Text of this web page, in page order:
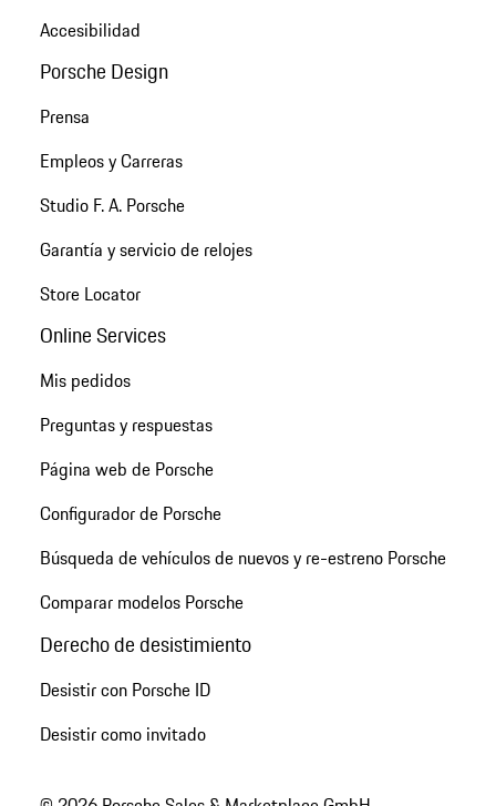
Accesibilidad
Porsche Design
Prensa
Empleos y Carreras
Studio F. A. Porsche
Garantía y servicio de relojes
Store Locator
Online Services
Mis pedidos
Preguntas y respuestas
Página web de Porsche
Configurador de Porsche
Búsqueda de vehículos de nuevos y re-estreno Porsche
Comparar modelos Porsche
Derecho de desistimiento
Desistir con Porsche ID
Desistir como invitado